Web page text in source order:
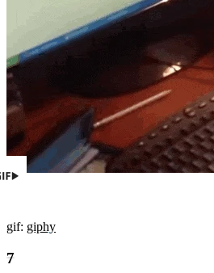
gif: giphy